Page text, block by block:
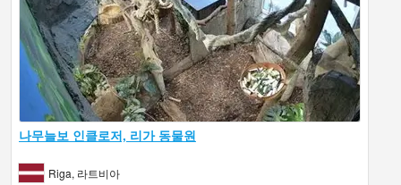
나무늘보 인클로저, 리가 동물원
Riga, 라트비아